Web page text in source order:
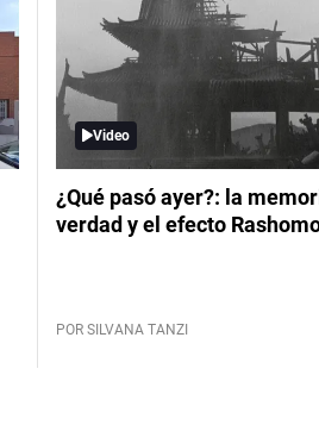
Video
¿Qué pasó ayer?: la
verdad y el efecto
POR SILVANA TANZI